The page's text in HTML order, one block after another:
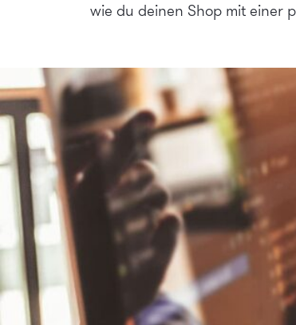
wie du deinen Shop mit einer